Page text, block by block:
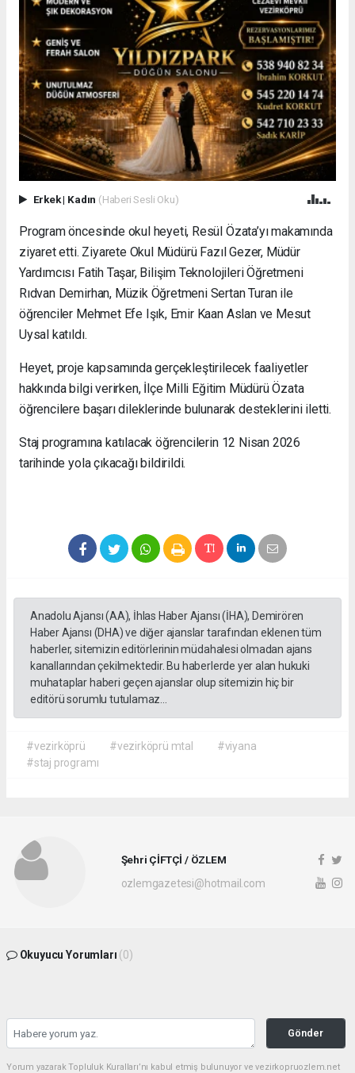
Erkek| Kadın (Haberi Sesli Oku)
Program öncesinde okul heyeti, Resül Özata’yı makamında
ziyaret etti. Ziyarete Okul Müdürü Fazıl Gezer, Müdür
Yardımcısı Fatih Taşar, Bilişim Teknolojileri Öğretmeni
Rıdvan Demirhan, Müzik Öğretmeni Sertan Turan ile
öğrenciler Mehmet Efe Işık, Emir Kaan Aslan ve Mesut
Uysal katıldı.
Heyet, proje kapsamında gerçekleştirilecek faaliyetler
hakkında bilgi verirken, İlçe Milli Eğitim Müdürü Özata
öğrencilere başarı dileklerinde bulunarak desteklerini iletti.
Staj programına katılacak öğrencilerin 12 Nisan 2026
tarihinde yola çıkacağı bildirildi.
Anadolu Ajansı (AA), İhlas Haber Ajansı (İHA), Demirören
Haber Ajansı (DHA) ve diğer ajanslar tarafından eklenen tüm
haberler, sitemizin editörlerinin müdahalesi olmadan ajans
kanallarından çekilmektedir. Bu haberlerde yer alan hukuki
muhataplar haberi geçen ajanslar olup sitemizin hiç bir
editörü sorumlu tutulamaz...
#vezirköprü #vezirköprü mtal
#viyana
#staj programı
Şehri ÇİFTÇİ / ÖZLEM
ozlemgazetesi@hotmail.com
Okuyucu Yorumları (0)
Gönder
Yorum yazarak Topluluk Kuralları’nı kabul etmiş bulunuyor ve vezirkopruozlem.net